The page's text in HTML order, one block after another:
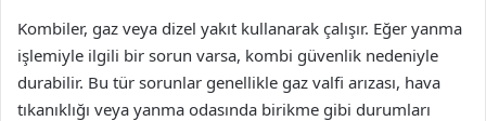
Kombiler, gaz veya dizel yakıt kullanarak çalışır. Eğer yanma
işlemiyle ilgili bir sorun varsa, kombi güvenlik nedeniyle
durabilir. Bu tür sorunlar genellikle gaz valfi arızası, hava
tıkanıklığı veya yanma odasında birikme gibi durumları